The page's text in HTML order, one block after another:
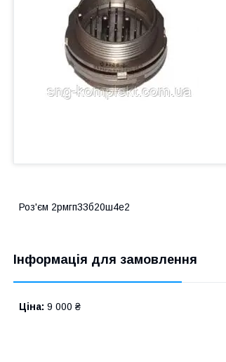
Роз'єм 2рмгп33б20ш4е2
Інформація для замовлення
Ціна: 9 000 ₴